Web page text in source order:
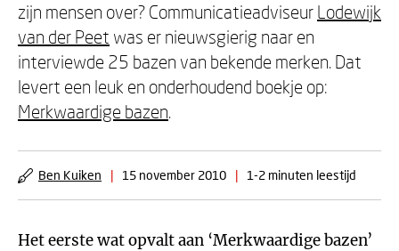
zijn mensen over? Communicatieadviseur Lodewijk
van der Peet was er nieuwsgierig naar en
interviewde 25 bazen van bekende merken. Dat
levert een leuk en onderhoudend boekje op:
Merkwaardige bazen.
Ben Kuiken | 15 november 2010 | 1-2 minuten leestijd
Het eerste wat opvalt aan ‘Merkwaardige bazen’